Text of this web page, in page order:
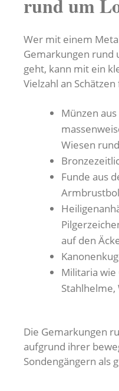
rund um
Wer mit einem
Gemarkungen rund
geht, kann mit ein
Vielzahl an
Münzen
Wiesen
Funde aus
auf den
Militaria wie
Die Gemarkungen
aufgrund ihrer
Sondengängern als